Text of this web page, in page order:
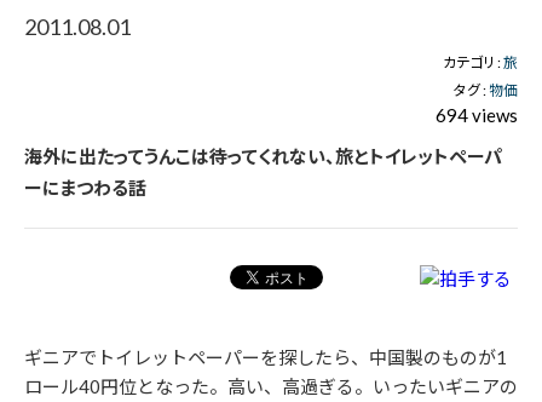
2011.08.01
カテゴリ :旅
タグ :物価
694 views
海外に出たってうんこは待ってくれない、旅とトイレットペーパ
ーにまつわる話
ギニアでトイレットペーパーを探したら、中国製のものが1
ロール40円位となった。高い、高過ぎる。いったいギニアの